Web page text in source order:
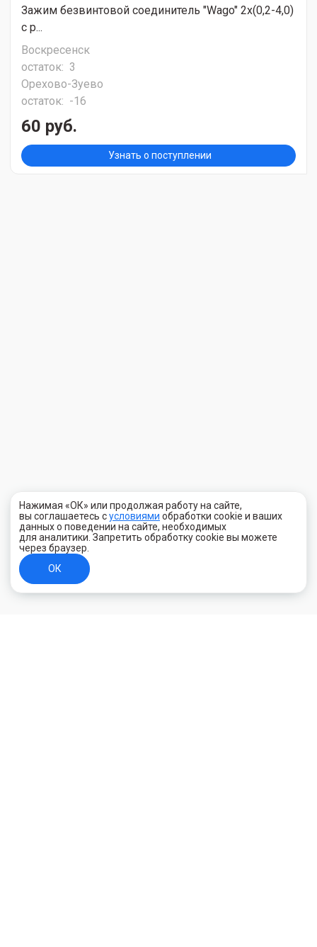
Зажим безвинтовой соединитель "Wago" 2х(0,2-4,0)
с р...
Воскресенск
остаток: 3
Орехово-Зуево
остаток: -16
60 руб.
Узнать о поступлении
Нажимая «ОК» или продолжая работу на сайте,
вы соглашаетесь сусловиями обработки cookie и ваших
данных о поведении на сайте, необходимых
для аналитики. Запретить обработку cookie вы можете
через браузер.
ОК